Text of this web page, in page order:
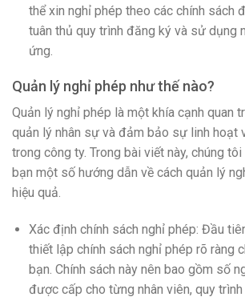
thể xin nghỉ phép theo các chính sách
tuân thủ quy trình đăng ký và sử dụng
ứng.
Quản lý nghỉ phép như thế nào?
Quản lý nghỉ phép là một khía cạnh quan
quản lý nhân sự và đảm bảo sự linh hoạt
trong công ty. Trong bài viết này, chúng
bạn một số hướng dẫn về cách quản lý
hiệu quả.
Xác định chính sách nghỉ phép: Đầu
thiết lập chính sách nghỉ phép rõ ràng
bạn. Chính sách này nên bao gồm số
được cấp cho từng nhân viên, quy